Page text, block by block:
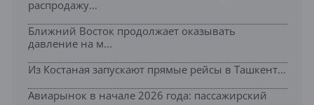
распродажу...
Ближний Восток продолжает оказывать
давление на м...
Из Костаная запускают прямые рейсы в Ташкент...
Авиарынок в начале 2026 года: пассажирский